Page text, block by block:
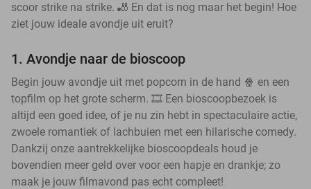
scoor strike na strike. 🎳 En dat is nog maar het begin! Hoe
ziet jouw ideale avondje uit eruit?
1. Avondje naar de bioscoop
Begin jouw avondje uit met popcorn in de hand 🍿 en een
topfilm op het grote scherm. 🎞️ Een bioscoopbezoek is
altijd een goed idee, of je nu zin hebt in spectaculaire actie,
zwoele romantiek of lachbuien met een hilarische comedy.
Dankzij onze aantrekkelijke bioscoopdeals houd je
bovendien meer geld over voor een hapje en drankje; zo
maak je jouw filmavond pas echt compleet!